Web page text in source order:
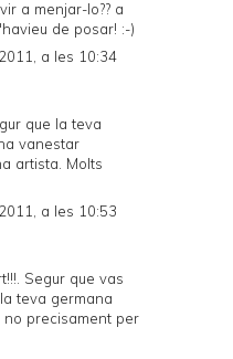
a menjar-lo?? a
de posar! :-)
a les 10:34
que la teva
vanestar
artista. Molts
a les 10:53
Segur que vas
teva germana
precisament per